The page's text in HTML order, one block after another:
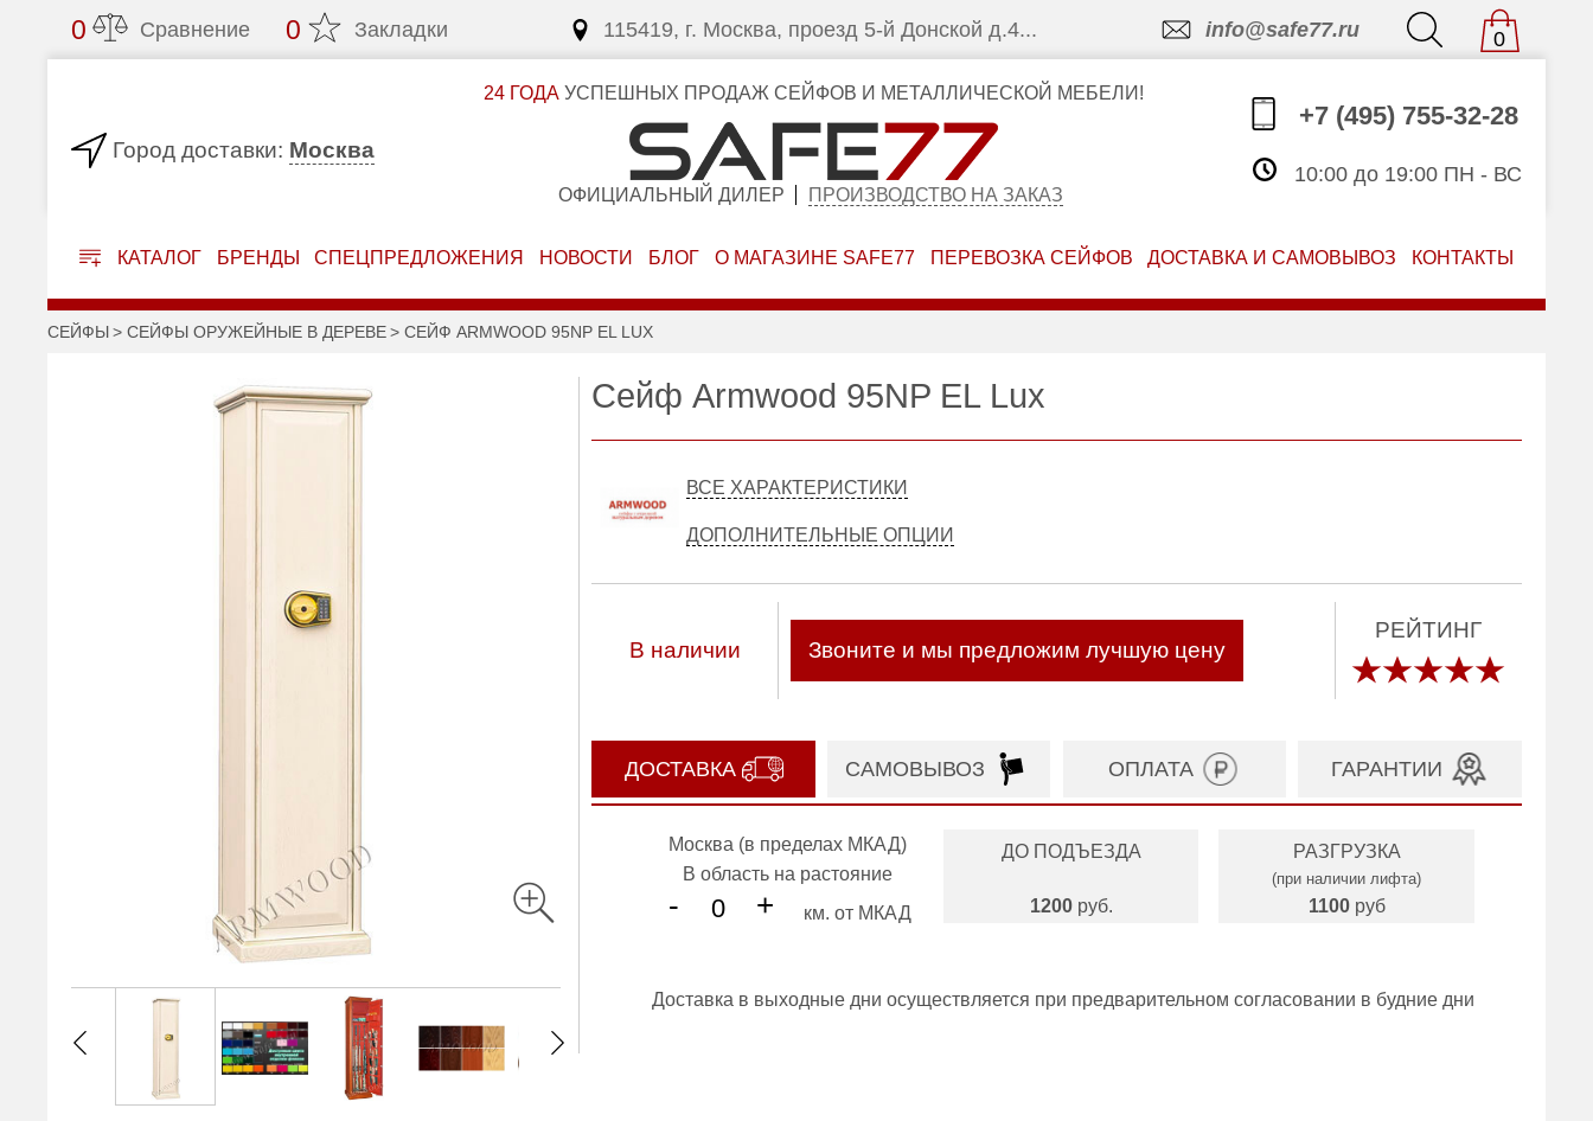
0 Сравнение 0 Закладки 115419, г. Москва, проезд 5-й Донской д.4... info@safe77.ru 0
Город доставки: Москва
24 ГОДАУСПЕШНЫХ ПРОДАЖ СЕЙФОВ И МЕТАЛЛИЧЕСКОЙ МЕБЕЛИ!
ОФИЦИАЛЬНЫЙ ДИЛЕР ПРОИЗВОДСТВО НА ЗАКАЗ
+7 (495) 755-32-28
10:00 до 19:00 ПН - ВС
КАТАЛОГ БРЕНДЫ СПЕЦПРЕДЛОЖЕНИЯ НОВОСТИ БЛОГ О МАГАЗИНЕ SAFE77 ПЕРЕВОЗКА СЕЙФОВ ДОСТАВКА И САМОВЫВОЗ КОНТАКТЫ
СЕЙФЫ СЕЙФЫ ОРУЖЕЙНЫЕ В ДЕРЕВЕ СЕЙФ ARMWOOD 95NP EL LUX
Сейф Armwood 95NP EL Lux
ВСЕ ХАРАКТЕРИСТИКИ
ДОПОЛНИТЕЛЬНЫЕ ОПЦИИ
В наличии Звоните и мы предложим лучшую цену
РЕЙТИНГ
ДОСТАВКА САМОВЫВОЗ ОПЛАТА ГАРАНТИИ
Москва (в пределах МКАД)
В область на растояние
- + км. от МКАД
ДО ПОДЪЕЗДА
1200 руб.
РАЗГРУЗКА
(при наличии лифта)
1100 руб
Доставка в выходные дни осуществляется при предварительном согласовании в будние дни